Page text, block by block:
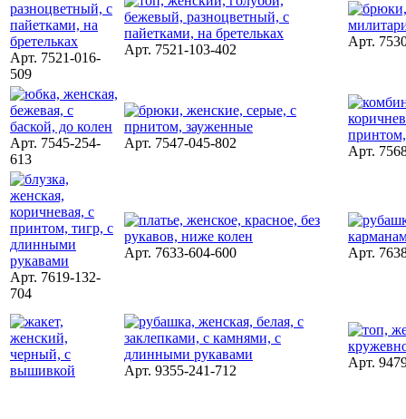
Арт. 7521-016-
509
Арт. 7521-103-402
Арт.
Арт. 7545-254-
613
Арт. 7547-045-802
Арт.
Арт. 7619-132-
704
Арт. 7633-604-600 Арт.
Арт. 9355-241-712
Арт.